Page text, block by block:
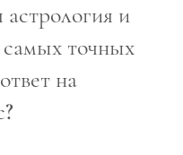
и
самых точных
на